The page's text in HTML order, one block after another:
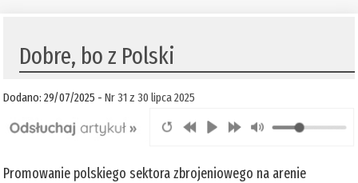
Dobre, bo z Polski
Dodano: 29/07/2025 -Nr 31 z 30 lipca 2025
Promowanie polskiego sektora zbrojeniowego na arenie